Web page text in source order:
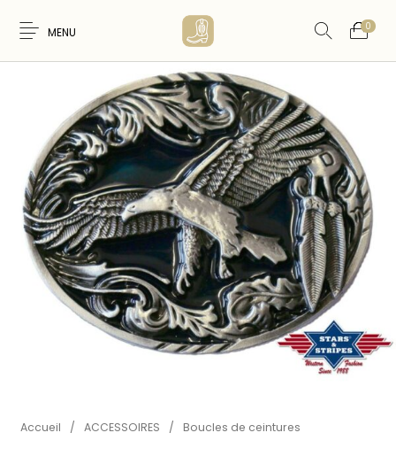
MENU 0
Nouveaux
Produits
FEMME HOMME
WESTERN &
COUNTRY
ARTISANAT
AMERINDIEN
ACCESSOIRES CEINTURES CARTES CADEAUX
Accueil / ACCESSOIRES / Boucles de ceintures